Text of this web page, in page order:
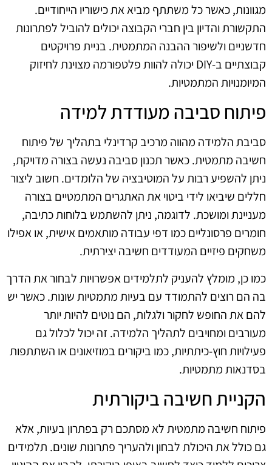
מגוונות, כאשר כל משתתף מביא את כישוריו הייחודיים.
התקשורת והדיון בין חברי הקבוצה יכולים להוביל לפתרונות
חדשניים ולשיפור ההבנה המתמטית. בניית פרויקטים
קבוצתיים ב-DIY יכולה להוות פלטפורמה מצוינת לחיזוק
המיומנויות המתמטיות.
פיתוח סביבה מעודדת למידה
סביבת הלמידה מהווה מרכיב קרדינלי בתהליך של פיתוח
חשיבה מתמטית. כאשר תכנון סביבה נעשה בצורה מדויקת,
ניתן להשפיע רבות על המוטיבציה של הלומדים. חשוב ליצור
חללים שיביאו לידי ביטוי את האתגרים המתמטיים בצורה
מעניינת ומושכת. לדוגמה, ניתן להשתמש בלוחות כתיבה,
חומרים פרסונליים כמו דפי עבודה מותאמים אישית, או אפילו
משחקים פיזיים המעודדים חשיבה יצירתית.
כמו כן, מומלץ להעניק לתלמידים אפשרויות לבחור את הדרך
בה הם רוצים להתמודד עם בעיות מתמטיות שונות. כאשר יש
להם את החופש לחקור ולגלות, הם נוטים להיות יותר
מעורבים ומחויבים לתהליך הלמידה. זה יכול לכלול גם
פעילויות חוץ-כיתתיות, כמו ביקורים במוזיאונים או השתתפות
בסדנאות מתמטיות.
הקניית חשיבה ביקורתית
פיתוח חשיבה מתמטית לא מסתכם רק בפתרון בעיות, אלא
גם כולל את היכולת לבחון ולהעריך פתרונות שונים. תלמידים